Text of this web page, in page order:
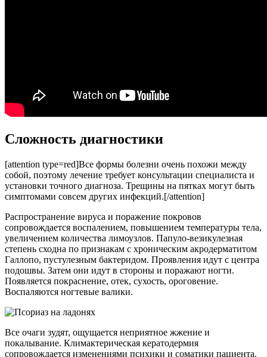
Сложность диагностики
[attention type=red]Все формы болезни очень похожи между
собой, поэтому лечение требует консультации специалиста и
установки точного диагноза. Трещины на пятках могут быть
симптомами совсем других инфекций.[/attention]
Распространение вируса и поражение покровов
сопровождается воспалением, повышением температуры тела,
увеличением количества лимоузлов. Папуло-везикулезная
степень сходна по признакам с хроническим акродерматитом
Галлопо, пустулезным бактеридом. Проявления идут с центра
подошвы. Затем они идут в стороны и поражают ногти.
Появляется покраснение, отек, сухость, ороговение.
Воспаляются ногтевые валики.
Все очаги зудят, ощущается неприятное жжение и
покалывание. Климактерическая кератодермия
сопровождается изменениями психики и соматики пациента.